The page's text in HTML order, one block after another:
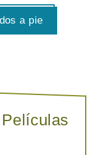
a pie